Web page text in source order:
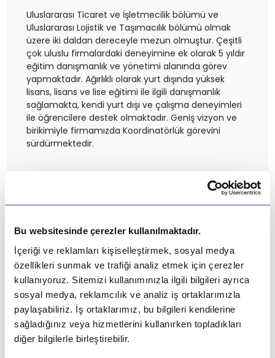
Bu websitesinde çerezler kullanılmaktadır.
İçeriği ve reklamları kişiselleştirmek, sosyal medya
özellikleri sunmak ve trafiği analiz etmek için çerezler
kullanıyoruz. Sitemizi kullanımınızla ilgili bilgileri ayrıca
sosyal medya, reklamcılık ve analiz iş ortaklarımızla
paylaşabiliriz. İş ortaklarımız, bu bilgileri kendilerine
sağladığınız veya hizmetlerini kullanırken topladıkları
diğer bilgilerle birleştirebilir.
İrlanda
İsviçre
Polonya
Fransa
Litvanya
Estonya
İsveç
Danimarka
Avustralya
Uluslararası Ticaret ve İşletmecilik bölümü ve
Uluslararası Lojistik ve Taşımacılık bölümü olmak
üzere iki daldan dereceyle mezun olmuştur. Çeşitli
çok uluslu firmalardaki deneyimine ek olarak 5 yıldır
eğitim danışmanlık ve yönetimi alanında görev
yapmaktadır. Ağırlıklı olarak yurt dışında yüksek
lisans, lisans ve lise eğitimi ile ilgili danışmanlık
sağlamakta, kendi yurt dışı ve çalışma deneyimleri
ile öğrencilere destek olmaktadır. Geniş vizyon ve
birikimiyle firmamızda Koordinatörlük görevini
sürdürmektedir.